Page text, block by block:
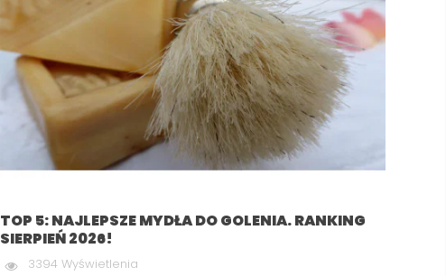
TOP 5: NAJLEPSZE MYDŁA DO GOLENIA. RANKING
SIERPIEŃ 2026!
3394 Wyświetlenia